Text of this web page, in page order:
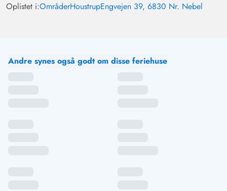
Oplistet i:OmråderHoustrupEngvejen 39, 6830 Nr. Nebel
Andre synes også godt om disse feriehuse